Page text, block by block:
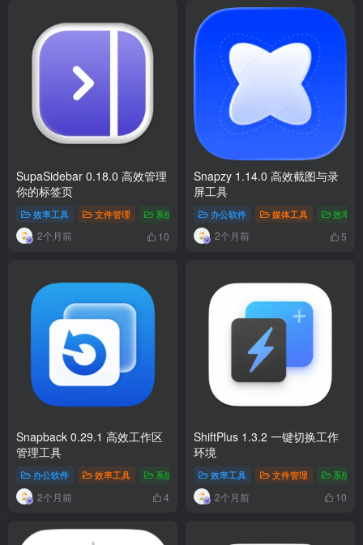
SupaSidebar 0.18.0 高效管理
你的标签页
效率工具 文件管理 系统工具 # 标签管理 # 快捷键 # 侧边栏
2个月前 10
Snapzy 1.14.0 高效截图与录
屏工具
办公软件 媒体工具 效率工
2个月前 5
Snapback 0.29.1 高效工作区
管理工具
办公软件 效率工具 系统工具 # 窗口管理 # 高效工具 # 多屏控制
2个月前 4
ShiftPlus 1.3.2 一键切换工作
环境
效率工具 文件管理 系统工
2个月前 10